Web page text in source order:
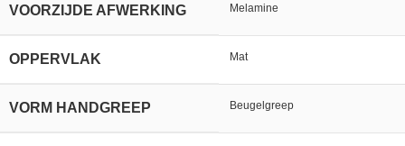
VOORZIJDE AFWERKING Melamine
OPPERVLAK Mat
VORM HANDGREEP Beugelgreep